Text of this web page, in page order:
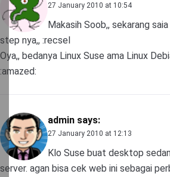
27 January 2010 at 10:54
Makasih Soob,, sekarang
step nya,, :recsel
Oya,, bedanya Linux Suse ama Linux
:amazed:
admin says:
27 January 2010 at 12:13
Klo Suse buat desktop
server. agan bisa cek web ini sebagai